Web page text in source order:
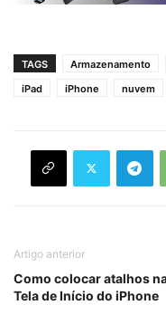
TAGS Armazenamento
iPad
iPhone nuvem
Artigo anterior
Como colocar atalhos
Tela de Início do iPhone